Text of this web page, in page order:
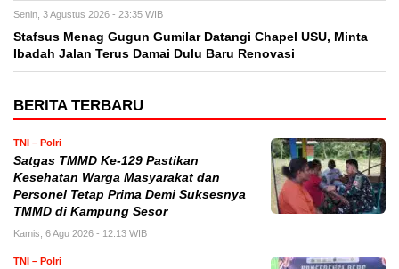
Senin, 3 Agustus 2026 - 23:35 WIB
Stafsus Menag Gugun Gumilar Datangi Chapel USU, Minta
Ibadah Jalan Terus Damai Dulu Baru Renovasi
BERITA TERBARU
TNI – Polri
Satgas TMMD Ke-129 Pastikan
Kesehatan Warga Masyarakat dan
Personel Tetap Prima Demi Suksesnya
TMMD di Kampung Sesor
Kamis, 6 Agu 2026 - 12:13 WIB
TNI – Polri